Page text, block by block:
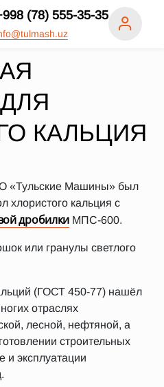
(78) 555-35-35
КАЛЬЦИЯ
«Тульские Машины» был
хлористого кальция с
дробилкиМПС-600.
или гранулы светлого
(ГОСТ 450-77) нашёл
отраслях
лесной, нефтяной, а
строительных
и эксплуатации